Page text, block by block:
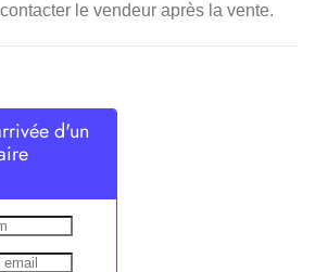
le vendeur après la vente.
d'un